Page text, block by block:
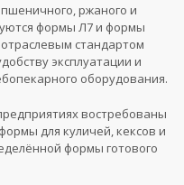
ржаного и
формы Л7 и формы
стандартом
эксплуатации и
оборудования.
востребованы
для куличей, кексов и
формы готового